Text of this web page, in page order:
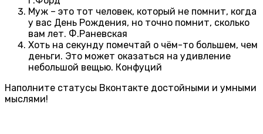
Муж – это тот человек, который не помнит, когда
у вас День Рождения, но точно помнит, сколько
вам лет. Ф.Раневская
Хоть на секунду помечтай о чём-то большем, чем
деньги. Это может оказаться на удивление
небольшой вещью. Конфуций
Наполните статусы Вконтакте достойными и умными
мыслями!